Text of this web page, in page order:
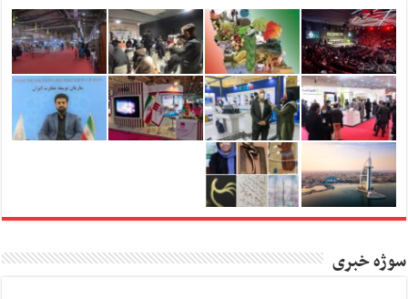
سوژه خبری